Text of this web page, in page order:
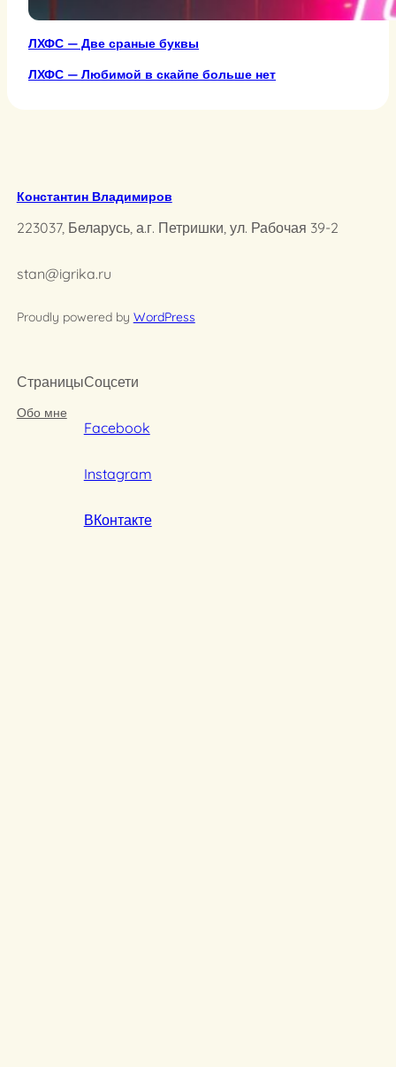
ЛХФС — Две сраные буквы
ЛХФС — Любимой в скайпе больше нет
Константин Владимиров
223037, Беларусь, а.г. Петришки, ул. Рабочая 39-2
stan@igrika.ru
Proudly powered by WordPress
Страницы
Обо мне
Соцсети
Facebook
Instagram
ВКонтакте